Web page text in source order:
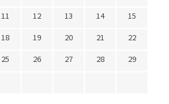
11 12 13 14
15
18 19 20 21
22
25 26 27 28
29